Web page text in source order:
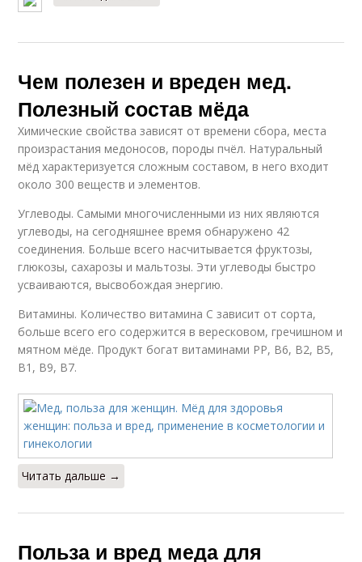
Чем полезен и вреден мед.
Полезный состав мёда
Химические свойства зависят от времени сбора, места
произрастания медоносов, породы пчёл. Натуральный
мёд характеризуется сложным составом, в него входит
около 300 веществ и элементов.
Углеводы. Самыми многочисленными из них являются
углеводы, на сегодняшнее время обнаружено 42
соединения. Больше всего насчитывается фруктозы,
глюкозы, сахарозы и мальтозы. Эти углеводы быстро
усваиваются, высвобождая энергию.
Витамины. Количество витамина C зависит от сорта,
больше всего его содержится в вересковом, гречишном и
мятном мёде. Продукт богат витаминами РР, В6, В2, B5,
В1, B9, B7.
Читать дальше →
Польза и вред меда для